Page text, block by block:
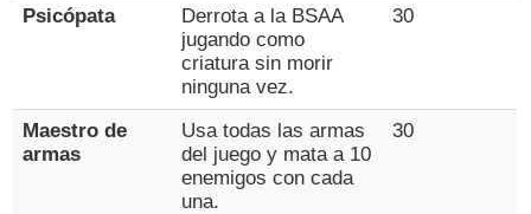
Psicópata
Derrota a la BSAA
jugando como
criatura sin morir
ninguna vez.
30
Maestro de
armas
Usa todas las armas
del juego y mata a 10
enemigos con cada
una.
30